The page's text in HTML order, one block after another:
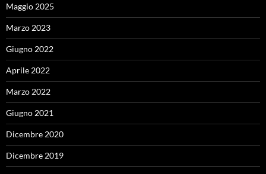
Maggio 2025
Marzo 2023
Giugno 2022
Aprile 2022
Marzo 2022
Giugno 2021
Dicembre 2020
Dicembre 2019